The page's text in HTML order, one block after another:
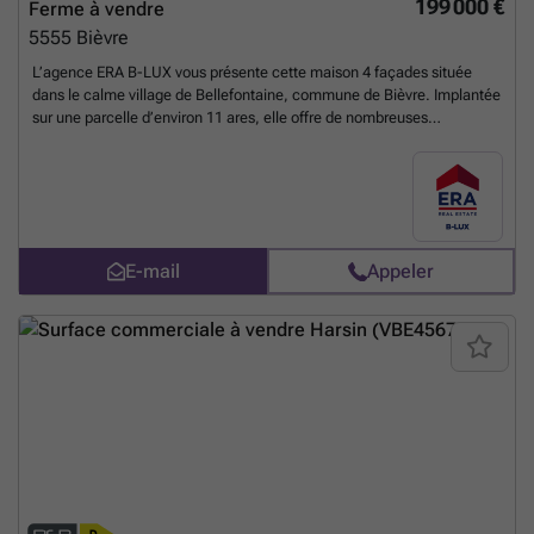
199 000 €
Ferme à vendre
5555 Bièvre
L’agence ERA B-LUX vous présente cette maison 4 façades située
dans le calme village de Bellefontaine, commune de Bièvre. Implantée
sur une parcelle d’environ 11 ares, elle offre de nombreuses
déjà obtenue pour l’exploitation d’un gîte de 9 personnes. Composition
: cuisine équipée neuve (jamais utilisée), salon, salle à manger,
véranda, espace prévu pour une salle de bain, possibilité de créer
jusqu’à 4 chambres, garage, cave et étage aménageable. Idéal pour
une habitation, une seconde résidence ou un projet touristique dans
un environnement verdoyant et paisible. Prix sous réserve
d’acceptation du propriétaire. Informations données à titre indicatif et
non contractuel. Intéressé(e) ? Contactez l’agence ERA B-LUX au
E-mail Appeler